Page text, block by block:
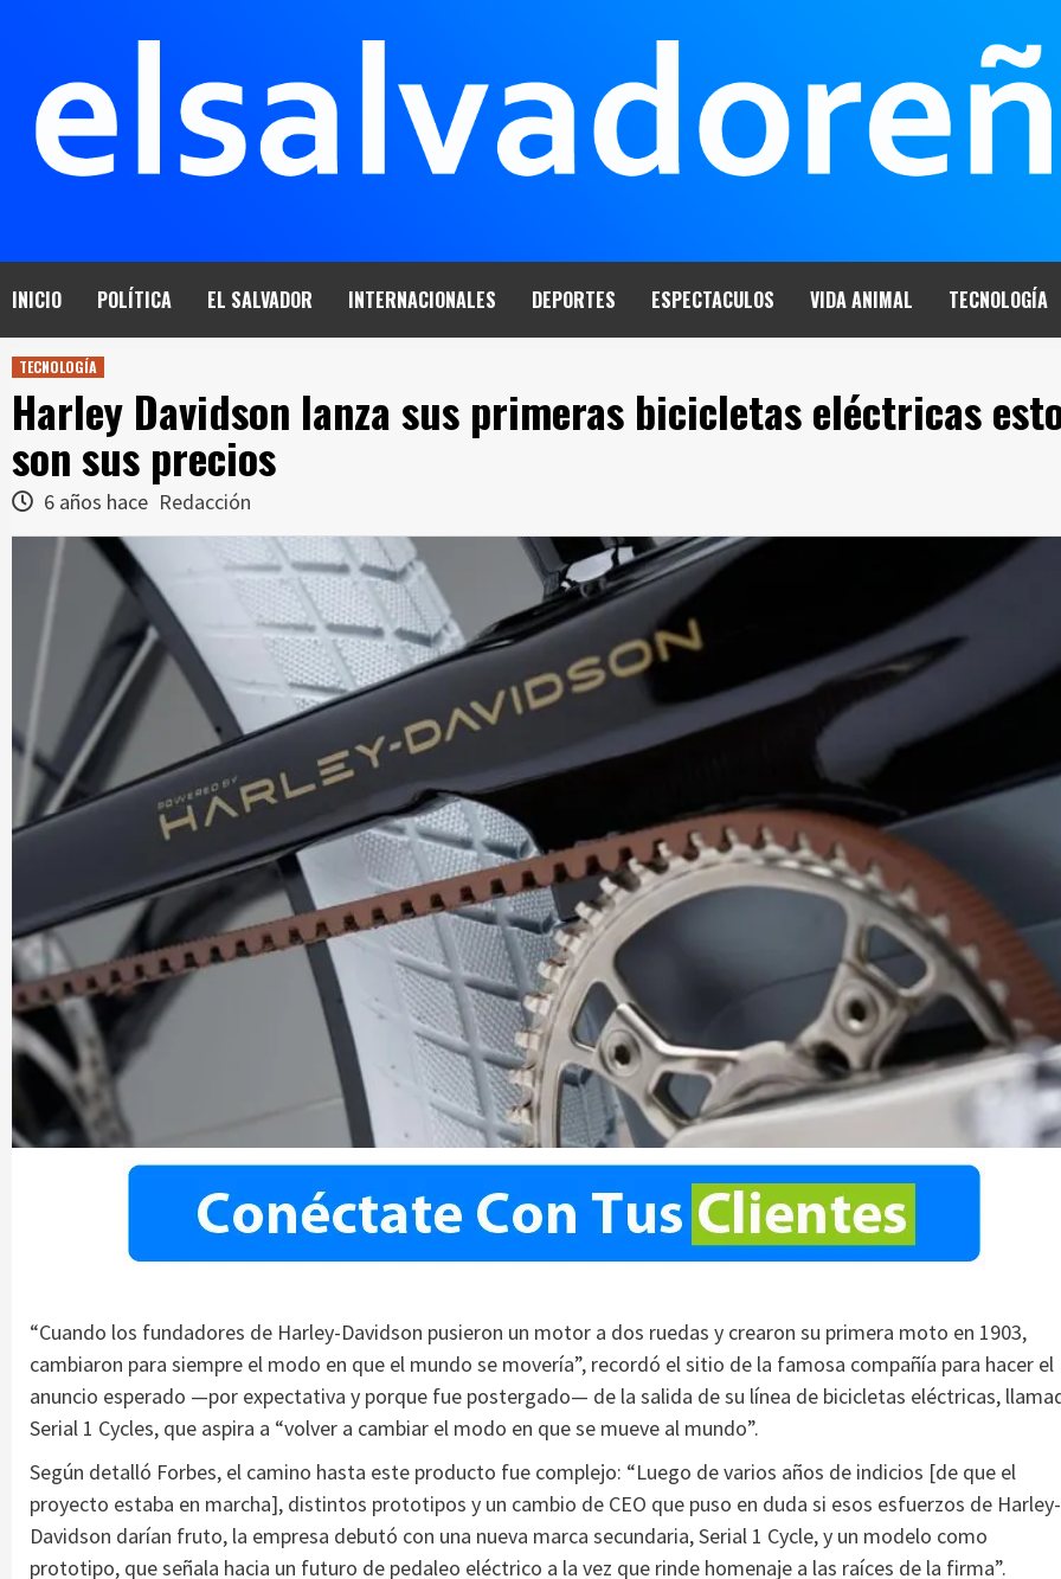
INICIO POLÍTICA EL SALVADOR INTERNACIONALES DEPORTES ESPECTACULOS VIDA ANIMAL TECNOLOGÍA
TECNOLOGÍA
Harley Davidson lanza sus primeras bicicletas eléctricas
son sus precios
6 años hace Redacción
“Cuando los fundadores de Harley-Davidson pusieron un motor a dos ruedas y crearon su primera moto en 1903,
cambiaron para siempre el modo en que el mundo se movería”, recordó el sitio de la famosa compañía para hacer el
anuncio esperado —por expectativa y porque fue postergado— de la salida de su línea de bicicletas eléctricas,
Serial 1 Cycles, que aspira a “volver a cambiar el modo en que se mueve al mundo”.
Según detalló Forbes, el camino hasta este producto fue complejo: “Luego de varios años de indicios [de que el
proyecto estaba en marcha], distintos prototipos y un cambio de CEO que puso en duda si esos esfuerzos de Harley-
Davidson darían fruto, la empresa debutó con una nueva marca secundaria, Serial 1 Cycle, y un modelo como
prototipo, que señala hacia un futuro de pedaleo eléctrico a la vez que rinde homenaje a las raíces de la firma”.